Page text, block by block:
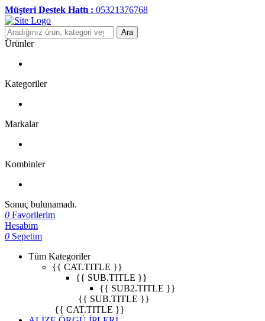
Müşteri Destek Hattı : 05321376768
Ara
Ürünler
Kategoriler
Markalar
Kombinler
Sonuç bulunamadı.
0 Favorilerim
Hesabım
0 Sepetim
Tüm Kategoriler
{{ CAT.TITLE }}
{{ SUB.TITLE }}
{{ SUB2.TITLE }}
{{ SUB.TITLE }}
{{ CAT.TITLE }}